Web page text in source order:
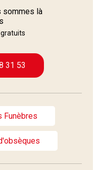
sommes là
31 53
Funèbres